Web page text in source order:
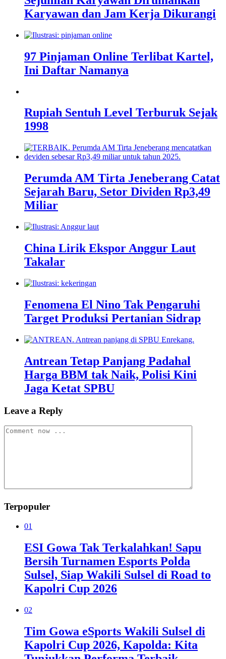
Karyawan dan Jam Kerja Dikurangi
97 Pinjaman Online Terlibat Kartel,
Ini Daftar Namanya
Rupiah Sentuh Level Terburuk Sejak
1998
Perumda AM Tirta Jeneberang Catat
Sejarah Baru, Setor Dividen Rp3,49
Miliar
China Lirik Ekspor Anggur Laut
Takalar
Fenomena El Nino Tak Pengaruhi
Target Produksi Pertanian Sidrap
Antrean Tetap Panjang Padahal
Harga BBM tak Naik, Polisi Kini
Jaga Ketat SPBU
Leave a Reply
Terpopuler
01
ESI Gowa Tak Terkalahkan! Sapu
Bersih Turnamen Esports Polda
Sulsel, Siap Wakili Sulsel di Road to
Kapolri Cup 2026
02
Tim Gowa eSports Wakili Sulsel di
Kapolri Cup 2026, Kapolda: Kita